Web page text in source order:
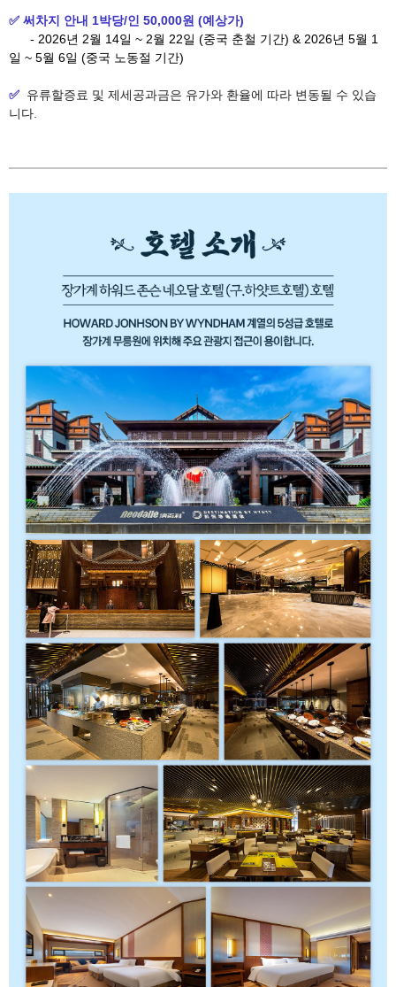
✅ 써차지 안내 1박당/인 50,000원 (예상가)
- 2026년 2월 14일 ~ 2월 22일 (중국 춘철 기간) & 2026년 5월 1
일 ~ 5월 6일 (중국 노동절 기간)
✅ 유류할증료 및 제세공과금은 유가와 환율에 따라 변동될 수 있습
니다.